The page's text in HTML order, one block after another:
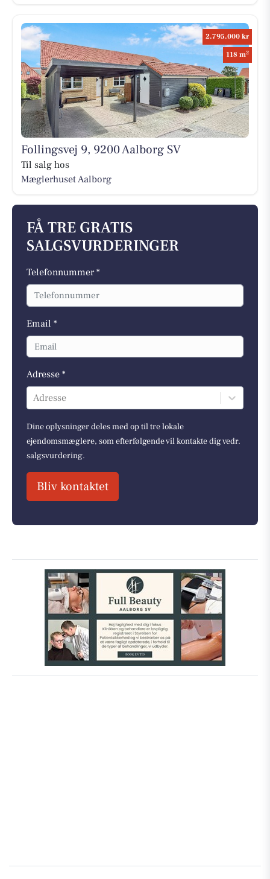
2.795.000 kr
118 m2
Follingsvej 9, 9200 Aalborg SV
Til salg hos
Mæglerhuset Aalborg
FÅ TRE GRATIS
SALGSVURDERINGER
Telefonnummer *
Email *
Adresse *
Adresse
Dine oplysninger deles med op til tre lokale
ejendomsmæglere, som efterfølgende vil kontakte dig vedr.
salgsvurdering.
Bliv kontaktet